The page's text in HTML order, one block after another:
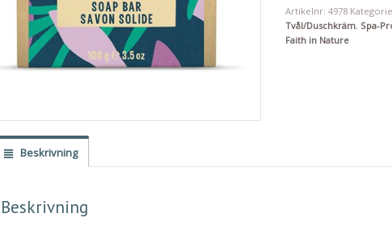
Artikelnr: 4978
Tvål/Duschkräm, Spa-
Faith in Nature
Beskrivning
Beskrivning